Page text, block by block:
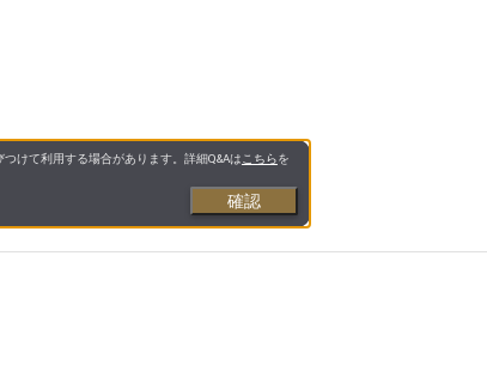
けて利用する場合があります。詳細Q&Aは こちらを
確認